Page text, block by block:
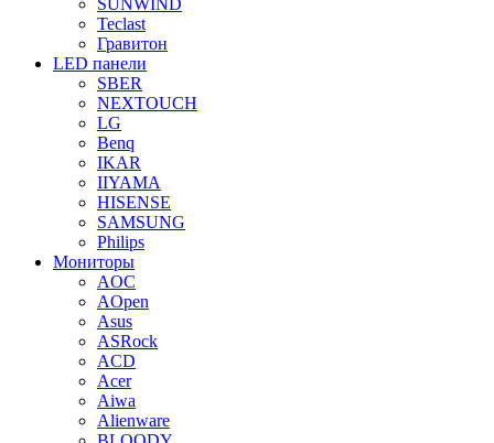
SUNWIND
Teclast
Гравитон
LED панели
SBER
NEXTOUCH
LG
Benq
IKAR
IIYAMA
HISENSE
SAMSUNG
Philips
Мониторы
AOC
AOpen
Asus
ASRock
ACD
Acer
Aiwa
Alienware